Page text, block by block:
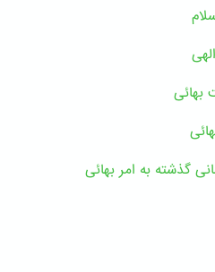
بهائی
گذشته به امر بهائی